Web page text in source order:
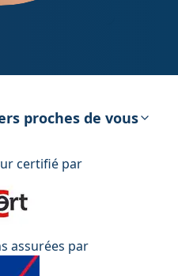
proches de vous
certifié par
assurées par